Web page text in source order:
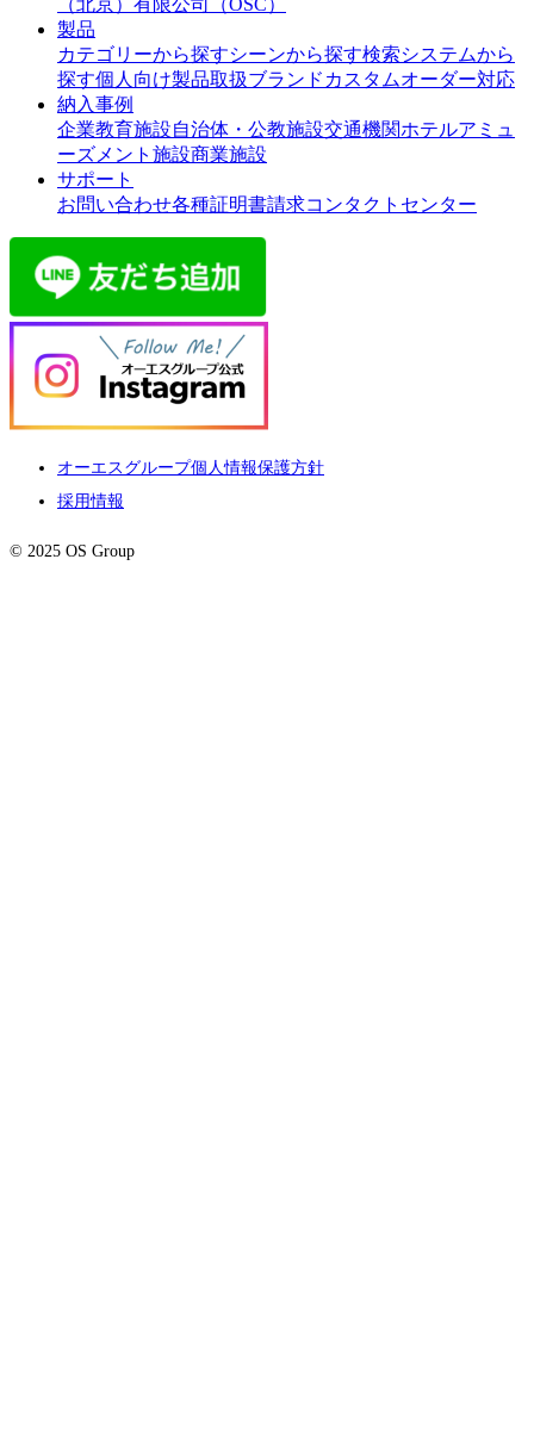
製品
カテゴリーから探すシーンから探す検索システムから
探す個人向け製品取扱ブランド カスタムオーダー対応
納入事例
企業教育施設自治体・公教施設交通機関ホテルアミュ
ーズメント施設商業施設
サポート
お問い合わせ各種証明書請求コンタクトセンター
オーエスグループ個人情報保護方針
採用情報
© 2025 OS Group